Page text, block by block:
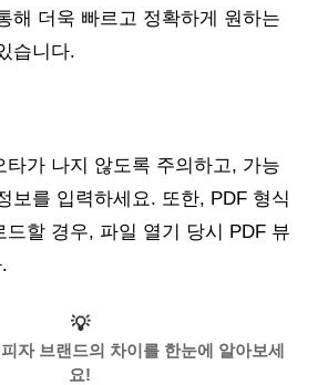
해 더욱 빠르고 정확하게 원하는
습니다.
타가 나지 않도록 주의하고, 가능
보를 입력하세요. 또한, PDF 형식
드할 경우, 파일 열기 당시 PDF 뷰
💡
자 브랜드의 차이를 한눈에 알아보세
요!